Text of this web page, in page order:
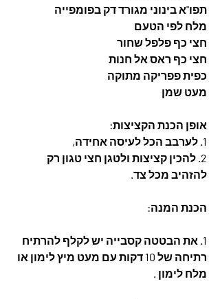
תפו"א בינוני מגורד דק בפומפייה
מלח לפי הטעם
חצי כף פלפל שחור
חצי כף ראס אל חנות
כפית פפריקה מתוקה
מעט שמן
אופן הכנת הקציצות:
1. לערבב הכל לעיסה אחידה,
2. להכין קציצות ולטגן חצי טגון רק
להזהיב מכל צד.
הכנת המנה:
1. את הבטטה קסבייה יש לקלף להרתיח
רתיחה של 10 דקות עם מעט מיץ לימון או
מלח לימון .